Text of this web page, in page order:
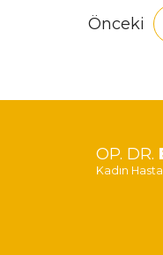
Önceki
OP. DR.
Kadın